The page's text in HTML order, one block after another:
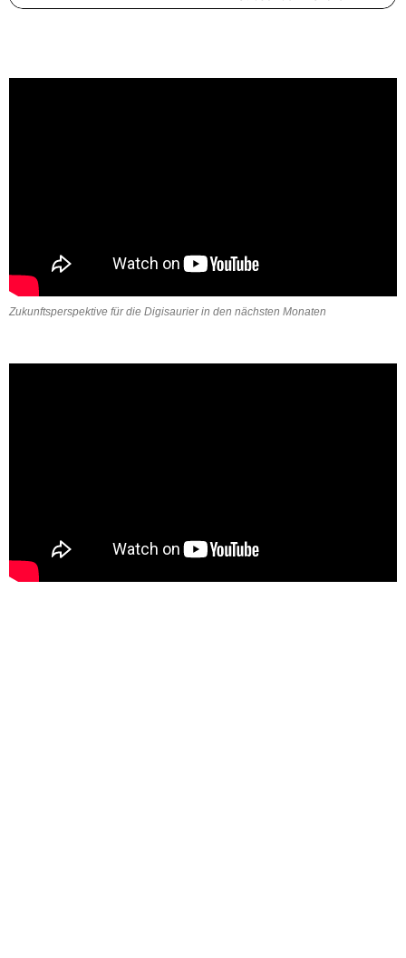
Zukunftsperspektive für die Digisaurier in den nächsten Monaten